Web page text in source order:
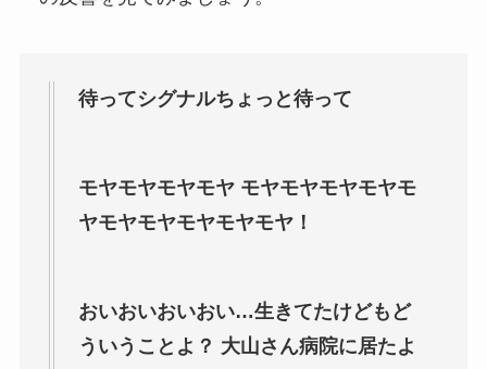
待ってシグナルちょっと待って
モヤモヤモヤモヤ モヤモヤモヤモヤモ
ヤモヤモヤモヤモヤモヤ！
おいおいおいおい…生きてたけどもど
ういうことよ？ 大山さん病院に居たよ